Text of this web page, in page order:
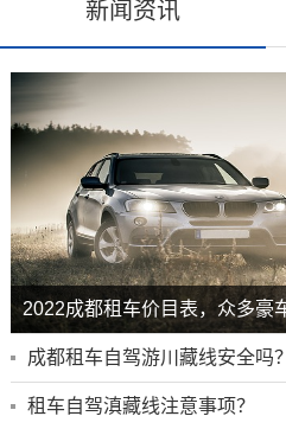
新闻资讯
2022成都租车价目表，众多豪
成都租车自驾游川藏线安全吗？
租车自驾滇藏线注意事项？